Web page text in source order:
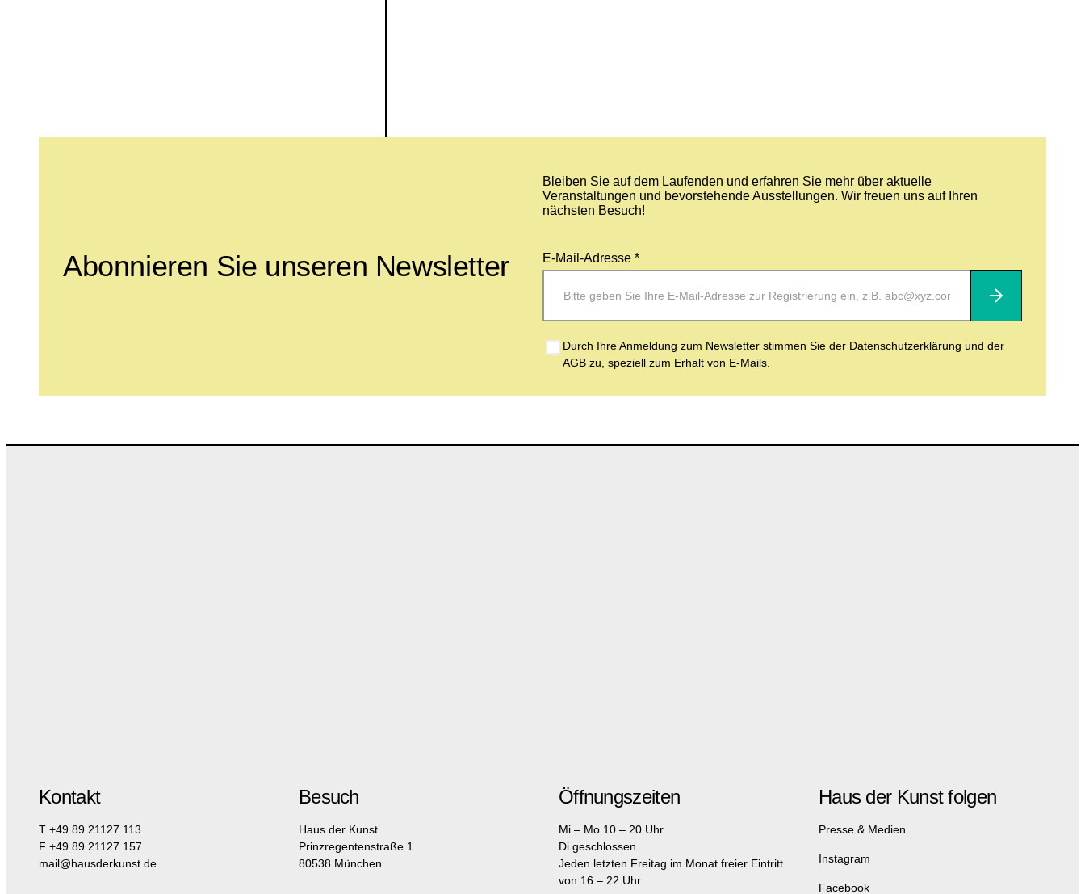
Abonnieren Sie unseren Newsletter
Bleiben Sie auf dem Laufenden und erfahren Sie mehr über aktuelle
Veranstaltungen und bevorstehende Ausstellungen. Wir freuen uns auf Ihren
nächsten Besuch!
E-Mail-Adresse *
Abonnieren
Durch Ihre Anmeldung zum Newsletter stimmen Sie der Datenschutzerklärung und der
AGB zu, speziell zum Erhalt von E-Mails.
Kontakt
T +49 89 21127 113
F +49 89 21127 157
mail@hausderkunst.de
Besuch
Haus der Kunst
Prinzregentenstraße 1
80538 München
Öffnungszeiten
Mi – Mo 10 – 20 Uhr
Di geschlossen
Jeden letzten Freitag im Monat freier Eintritt
von 16 – 22 Uhr
Haus der Kunst folgen
Presse & Medien
Instagram
Facebook